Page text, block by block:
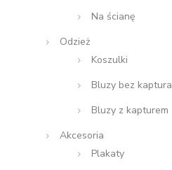
Na ścianę
Odzież
Koszulki
Bluzy bez kaptura
Bluzy z kapturem
Akcesoria
Plakaty